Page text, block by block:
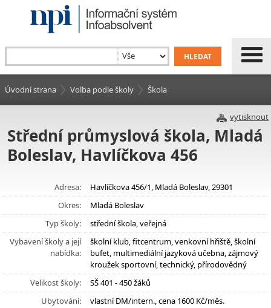
Úvodní strana Volba podle školy Škola
vytisknout
Střední průmyslová škola, Mladá
Boleslav, Havlíčkova 456
Adresa:
Havlíčkova 456/1, Mladá Boleslav, 29301
Okres:
Mladá Boleslav
Typ školy:
střední škola, veřejná
Vybavení školy a její
nabídka:
školní klub, fitcentrum, venkovní hřiště, školní
bufet, multimediální jazyková učebna, zájmový
kroužek sportovní, technický, přírodovědný
Velikost školy:
SŠ 401 - 450 žáků
Ubytování:
vlastní DM/intern., cena 1600 Kč/měs.